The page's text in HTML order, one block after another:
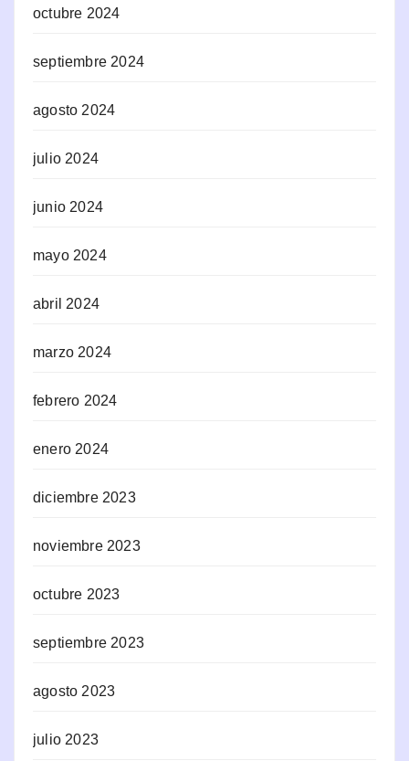
octubre 2024
septiembre 2024
agosto 2024
julio 2024
junio 2024
mayo 2024
abril 2024
marzo 2024
febrero 2024
enero 2024
diciembre 2023
noviembre 2023
octubre 2023
septiembre 2023
agosto 2023
julio 2023